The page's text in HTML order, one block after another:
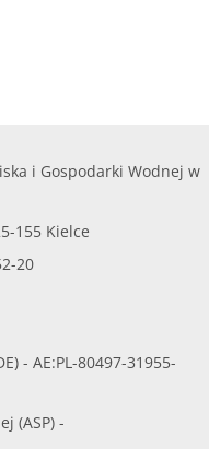
i Gospodarki Wodnej w
155 Kielce
20
- AE:PL-80497-31955-
(ASP) -